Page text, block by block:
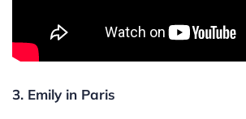
3. Emily in Paris